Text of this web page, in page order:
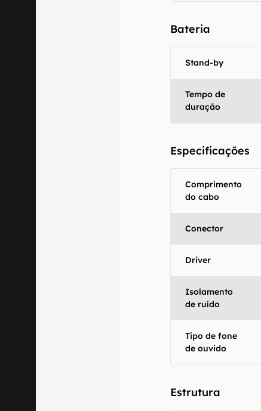
Bateria
Stand-by
Tempo de
duração
Especificações
Comprimento
do cabo
Conector
Driver
Isolamento
de ruído
Tipo de fone
de ouvido
Estrutura